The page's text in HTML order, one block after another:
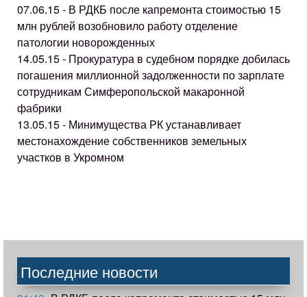
07.06.15 - В РДКБ после капремонта стоимостью 15
млн рублей возобновило работу отделение
патологии новорожденных
14.05.15 - Прокуратура в судебном порядке добилась
погашения миллионной задолженности по зарплате
сотрудникам Симферопольской макаронной
фабрики
13.05.15 - Минимущества РК устанавливает
местонахождение собственников земельных
участков в Укромном
Последние новости